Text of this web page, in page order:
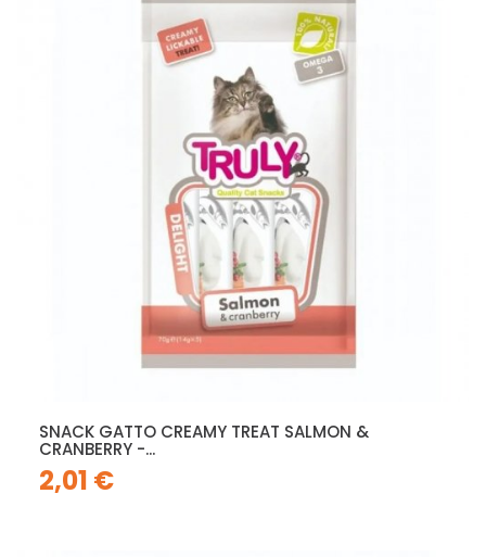
SNACK GATTO CREAMY TREAT SALMON &
CRANBERRY -...
2,01 €